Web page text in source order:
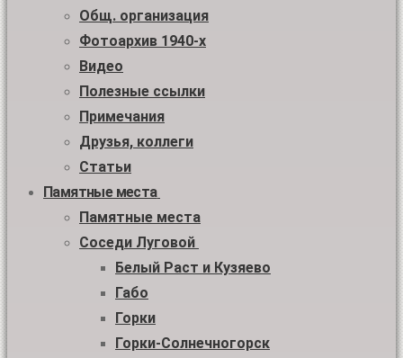
Общ. организация
Фотоархив 1940-х
Видео
Полезные ссылки
Примечания
Друзья, коллеги
Статьи
Памятные места
Памятные места
Соседи Луговой
Белый Раст и Кузяево
Габо
Горки
Горки-Солнечногорск